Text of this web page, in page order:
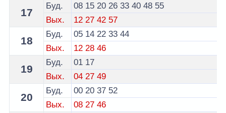
17
Буд. 08 15 20 26 33 40 48 55
Вых.
12 27 42 57
18
Буд. 05 14 22 33 44
Вых.
12 28 46
19
Буд. 01 17
Вых.
04 27 49
20
Буд. 00 20 37 52
Вых.
08 27 46